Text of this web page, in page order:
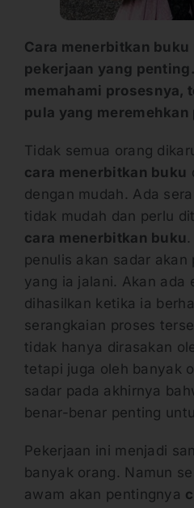
Cara menerbitkan
pekerjaan yang
memahami prosesnya,
pula yang meremehkan
Tidak semua orang
cara menerbitkan buku
dengan mudah. Ada
tidak mudah dan perlu
cara menerbitkan buku
penulis akan sadar akan
yang ia jalani. Akan ada
dihasilkan ketika ia
serangkaian proses
tidak hanya dirasakan
tetapi juga oleh banyak
sadar pada akhirnya
benar-benar penting
Pekerjaan ini menjadi
banyak orang. Namun
awam akan pentingnya